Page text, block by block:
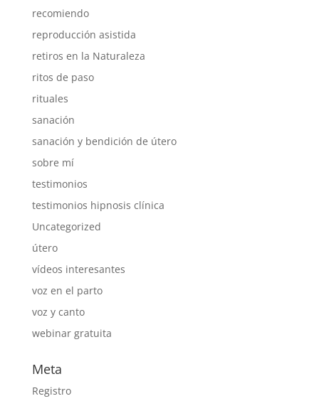
recomiendo
reproducción asistida
retiros en la Naturaleza
ritos de paso
rituales
sanación
sanación y bendición de útero
sobre mí
testimonios
testimonios hipnosis clínica
Uncategorized
útero
vídeos interesantes
voz en el parto
voz y canto
webinar gratuita
Meta
Registro